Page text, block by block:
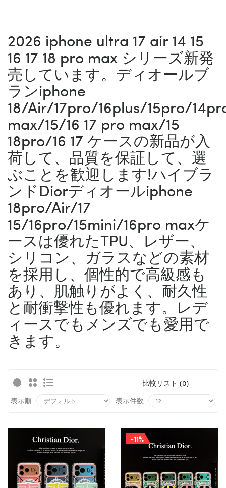
2026 iphone ultra 17 air 14 15
16 17 18 pro max シリーズ新発
売しています。ディオールブ
ランiphone
18/Air/17pro/16plus/15pro/
max/15/16 17 pro max/15
18pro/16 17 ケースの新品が入
荷して、品質を保証して、選
ぶことを歓迎します!ハイブラ
ンドDiorディオールiphone
18pro/Air/17
15/16pro/15mini/16pro maxケ
ースは優れたTPU、レザー、
シリコン、ガラスなどの素材
を採用し、個性的で高級感も
あり、肌触りがよく、耐久性
と耐衝撃性も優れます。レデ
ィースでもメンズでも愛用で
きます。
比較リスト (0)
表示順:
表示件数:
-11%